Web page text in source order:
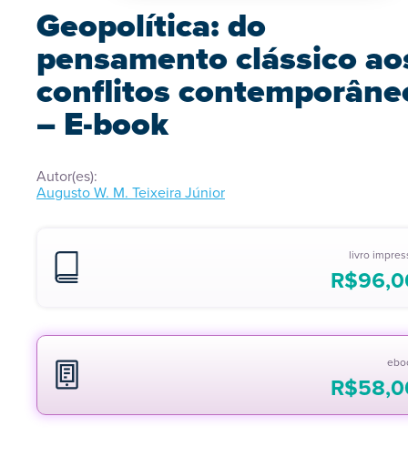
Geopolítica: do
pensamento clássico
conflitos
– E-book
Autor(es):
Augusto W. M. Teixeira Júnior
livro
R$
R$